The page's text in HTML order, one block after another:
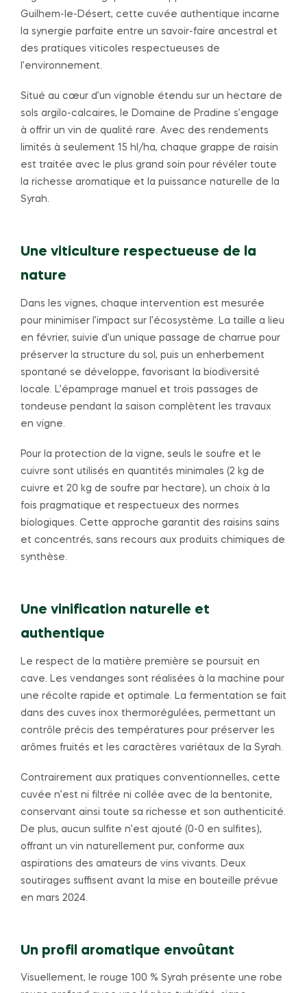
Guilhem-le-Désert, cette cuvée authentique incarne
la synergie parfaite entre un savoir-faire ancestral et
des pratiques viticoles respectueuses de
l’environnement.
Situé au cœur d’un vignoble étendu sur un hectare de
sols argilo-calcaires, le Domaine de Pradine s’engage
à offrir un vin de qualité rare. Avec des rendements
limités à seulement 15 hl/ha, chaque grappe de raisin
est traitée avec le plus grand soin pour révéler toute
la richesse aromatique et la puissance naturelle de la
Syrah.
Une viticulture respectueuse de la
nature
Dans les vignes, chaque intervention est mesurée
pour minimiser l’impact sur l’écosystème. La taille a lieu
en février, suivie d’un unique passage de charrue pour
préserver la structure du sol, puis un enherbement
spontané se développe, favorisant la biodiversité
locale. L’épamprage manuel et trois passages de
tondeuse pendant la saison complètent les travaux
en vigne.
Pour la protection de la vigne, seuls le soufre et le
cuivre sont utilisés en quantités minimales (2 kg de
cuivre et 20 kg de soufre par hectare), un choix à la
fois pragmatique et respectueux des normes
biologiques. Cette approche garantit des raisins sains
et concentrés, sans recours aux produits chimiques de
synthèse.
Une vinification naturelle et
authentique
Le respect de la matière première se poursuit en
cave. Les vendanges sont réalisées à la machine pour
une récolte rapide et optimale. La fermentation se fait
dans des cuves inox thermorégulées, permettant un
contrôle précis des températures pour préserver les
arômes fruités et les caractères variétaux de la Syrah.
Contrairement aux pratiques conventionnelles, cette
cuvée n’est ni filtrée ni collée avec de la bentonite,
conservant ainsi toute sa richesse et son authenticité.
De plus, aucun sulfite n’est ajouté (0-0 en sulfites),
offrant un vin naturellement pur, conforme aux
aspirations des amateurs de vins vivants. Deux
soutirages suffisent avant la mise en bouteille prévue
en mars 2024.
Un profil aromatique envoûtant
Visuellement, le rouge 100 % Syrah présente une robe